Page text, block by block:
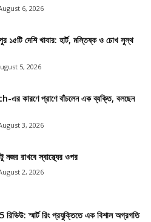
6, 2026
১৫টি দেশি খাবার: হার্ট, মস্তিষ্ক ও চোখ সুস্থ
5, 2026
কারণে প্রাণে বাঁচলেন এক ব্যক্তি, বলছেন
3, 2026
নজর রাখবে স্বাস্থ্যের ওপর
2, 2026
স্মার্ট রিং প্রযুক্তিতে এক বিশাল অগ্রগতি